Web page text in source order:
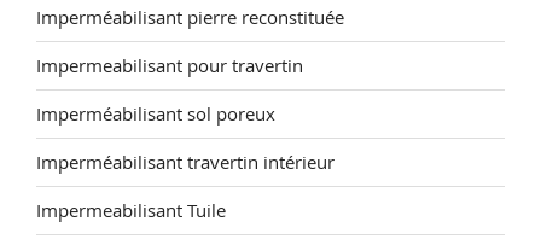
Imperméabilisant pierre reconstituée
Impermeabilisant pour travertin
Imperméabilisant sol poreux
Imperméabilisant travertin intérieur
Impermeabilisant Tuile